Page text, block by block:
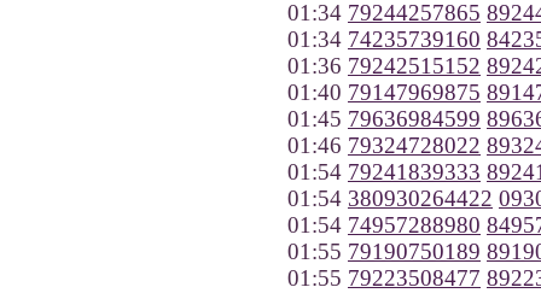
01:34 79244257865
01:34 74235739160
01:36 79242515152
01:40 79147969875
01:45 79636984599
01:46 79324728022
01:54 79241839333
01:54 380930264422
01:54 74957288980
01:55 79190750189
01:55 79223508477